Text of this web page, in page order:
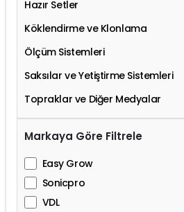
Hazır Setler
Köklendirme ve Klonlama
Ölçüm Sistemleri
Saksılar ve Yetiştirme Sistemleri
Topraklar ve Diğer Medyalar
Markaya Göre Filtrele
Easy Grow
Sonicpro
VDL